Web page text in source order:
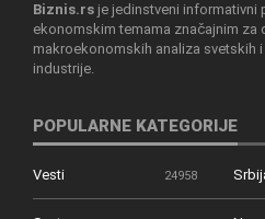
Biznis.rs je jedinstveni informativni
ekonomskim temama značajnim za
makroekonomskih analiza svetskih
industrije.
POPULARNE KATEGORIJE
Vesti 24958